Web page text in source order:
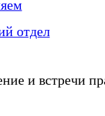
отдел
и встречи